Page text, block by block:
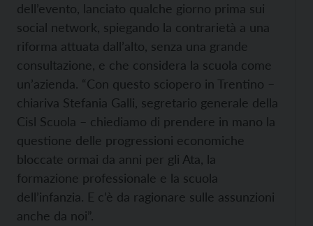
dell’evento, lanciato qualche giorno prima sui
social network, spiegando la contrarietà a una
riforma attuata dall’alto, senza una grande
consultazione, e che considera la scuola come
un’azienda. “Con questo sciopero in Trentino –
chiariva Stefania Galli, segretario generale della
Cisl Scuola – chiediamo di prendere in mano la
questione delle progressioni economiche
bloccate ormai da anni per gli Ata, la
formazione professionale e la scuola
dell’infanzia. E c’è da ragionare sulle assunzioni
anche da noi”.